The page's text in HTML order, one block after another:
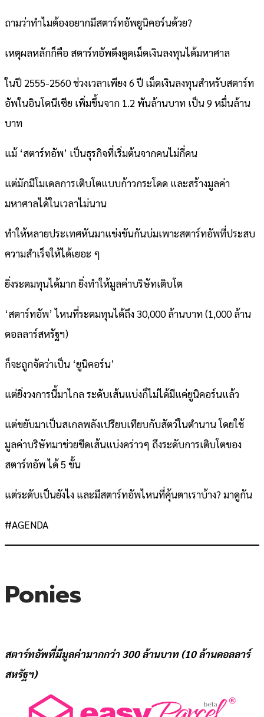
ถามว่าทำไมต้องอยากมีสตาร์ทอัพยูนิคอร์นด้วย?
เหตุผลหลักก็คือ สตาร์ทอัพดึงดูดเม็ดเงินลงทุนได้มหาศาล
ในปี 2555-2560 ช่วงเวลาเพียง 6 ปี เม็ดเงินลงทุนสำหรับสตาร์ท
อัพในอินโดนีเซีย เพิ่มขึ้นจาก 1.2 พันล้านบาท เป็น 9 หมื่นล้าน
บาท
แม้ ‘สตาร์ทอัพ’ เป็นธุรกิจที่เริ่มต้นจากคนไม่กี่คน
แต่มักมีโมเดลการเติบโตแบบก้าวกระโดด และสร้างมูลค่า
มหาศาลได้ในเวลาไม่นาน
ทำให้หลายประเทศหันมาแข่งขันกันบ่มเพาะสตาร์ทอัพที่ประสบ
ความสำเร็จให้ได้เยอะ ๆ
ยิ่งระดมทุนได้มาก ยิ่งทำให้มูลค่าบริษัทเติบโต
‘สตาร์ทอัพ’ ไหนที่ระดมทุนได้ถึง 30,000 ล้านบาท (1,000 ล้าน
ดอลลาร์สหรัฐฯ)
ก็จะถูกจัดว่าเป็น ‘ยูนิคอร์น’
แต่ยิ่งวงการนี้มาไกล ระดับเส้นแบ่งก็ไม่ได้มีแค่ยูนิคอร์นแล้ว
แต่ขยับมาเป็นสเกลพลังเปรียบเทียบกับสัตว์ในตำนาน โดยใช้
มูลค่าบริษัทมาช่วยขีดเส้นแบ่งคร่าวๆ ถึงระดับการเติบโตของ
สตาร์ทอัพ ได้ 5 ขั้น
แต่ระดับเป็นยังไง และมีสตาร์ทอัพไหนที่คุ้นตาเราบ้าง? มาดูกัน
#AGENDA
Ponies
สตาร์ทอัพที่มีมูลค่ามากกว่า 300 ล้านบาท (10 ล้านดอลลาร์
สหรัฐฯ)